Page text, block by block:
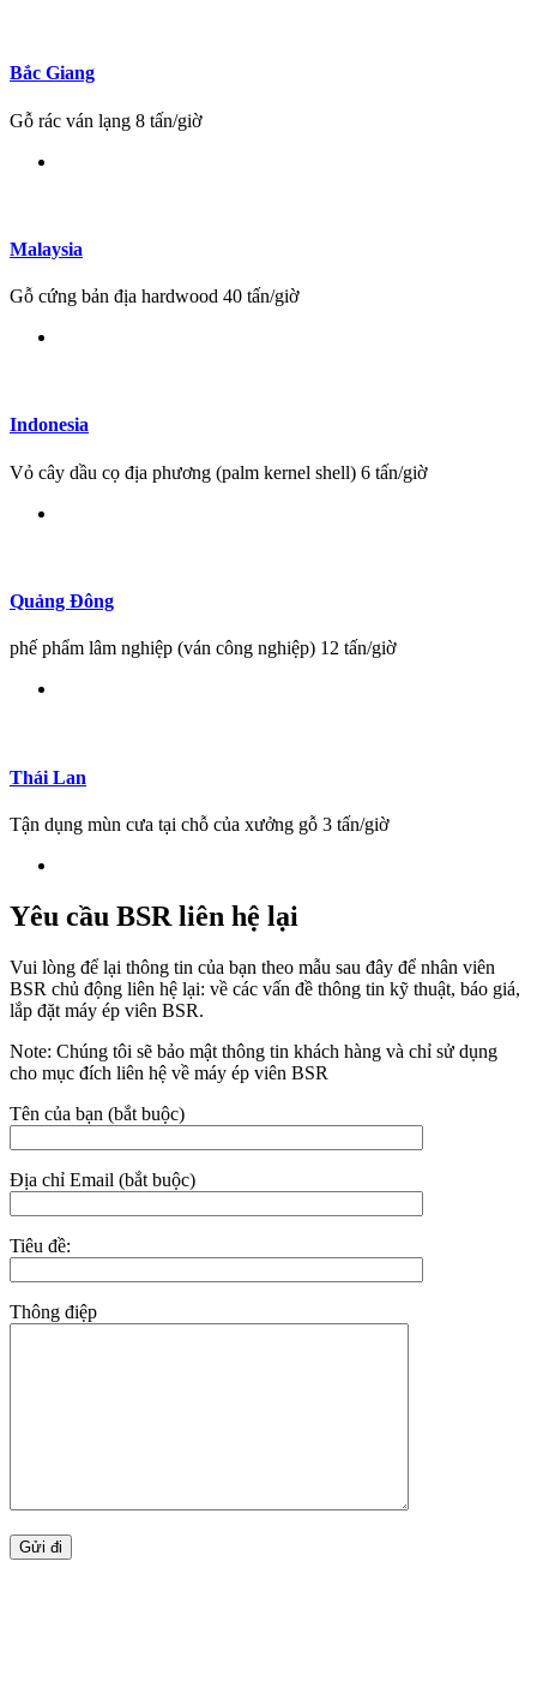
Bắc Giang
Gỗ rác ván lạng 8 tấn/giờ
Malaysia
Gỗ cứng bản địa hardwood 40 tấn/giờ
Indonesia
Vỏ cây dầu cọ địa phương (palm kernel shell) 6 tấn/giờ
Quảng Đông
phế phẩm lâm nghiệp (ván công nghiệp) 12 tấn/giờ
Thái Lan
Tận dụng mùn cưa tại chỗ của xưởng gỗ 3 tấn/giờ
Yêu cầu BSR liên hệ lại
Vui lòng để lại thông tin của bạn theo mẫu sau đây để nhân viên
BSR chủ động liên hệ lại: về các vấn đề thông tin kỹ thuật, báo giá,
lắp đặt máy ép viên BSR.
Note: Chúng tôi sẽ bảo mật thông tin khách hàng và chỉ sử dụng
cho mục đích liên hệ về máy ép viên BSR
Tên của bạn (bắt buộc)
Địa chỉ Email (bắt buộc)
Tiêu đề:
Thông điệp